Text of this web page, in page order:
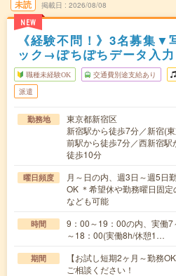
未読
NEW
掲載日 2026/08/08
《経験不問！》3名募集▼
ック→ぽちぽちデータ入力
職種未経験OK 交通費別途支給あり
派遣
勤務地
東京都新宿区
新宿駅から徒歩7分／新宿(
前駅から徒歩7分／西新宿
徒歩10分
曜日頻度
月～日の内、週3日～週5日
OK ＊希望休や勤務曜日固
なども可能
時間
9：00～19：00の内、実働
～18：00(実働8h/休憩1…
期間
【お試し短期2ヶ月～勤務
ご相談ください！